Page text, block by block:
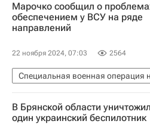
Калужская область
Марочко сообщил о
обеспечением у ВСУ на ряде
направлений
22 ноября 2024, 07:03 2564
Специальная военная операция
Луганская Народная Республика
Харьковская область
Андрей
В Брянской области
один украинский беспилотник